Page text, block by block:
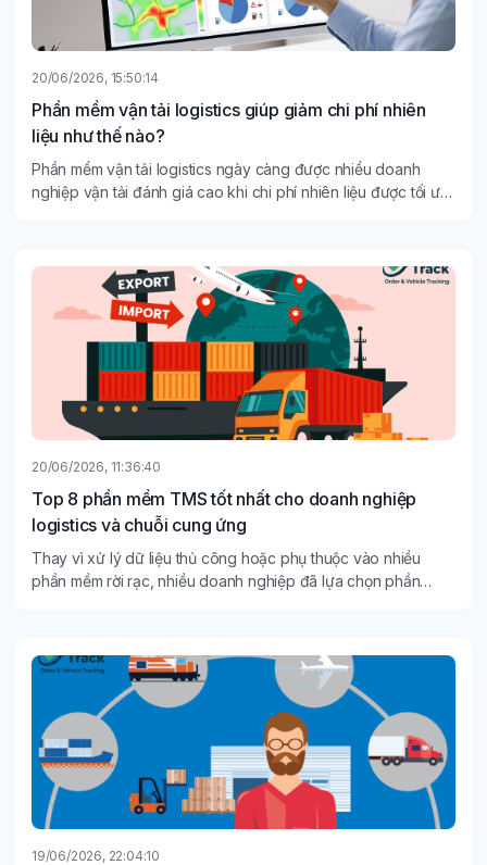
20/06/2026, 15:50:14
Phần mềm vận tải logistics giúp giảm chi phí nhiên
liệu như thế nào?
Phần mềm vận tải logistics ngày càng được nhiều doanh
nghiệp vận tải đánh giá cao khi chi phí nhiên liệu được tối ưu
20/06/2026, 11:36:40
Top 8 phần mềm TMS tốt nhất cho doanh nghiệp
logistics và chuỗi cung ứng
Thay vì xử lý dữ liệu thủ công hoặc phụ thuộc vào nhiều
phần mềm rời rạc, nhiều doanh nghiệp đã lựa chọn phần
19/06/2026, 22:04:10